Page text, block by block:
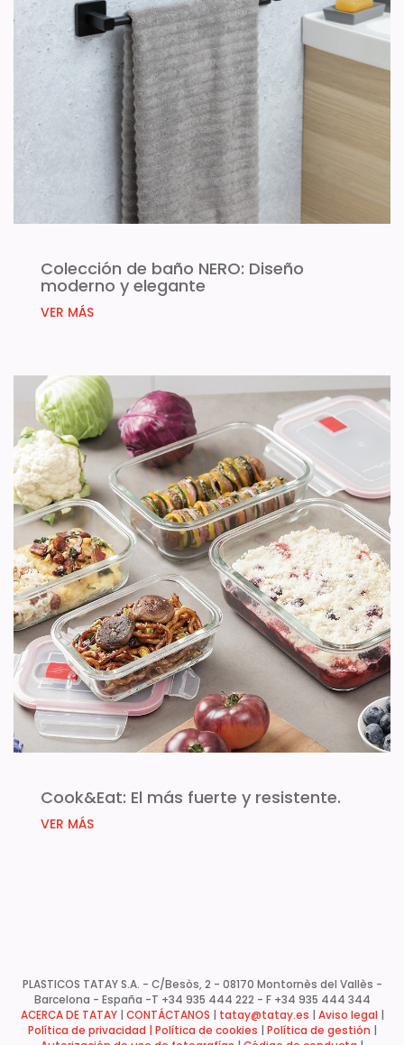
Colección de baño NERO: Diseño
moderno y elegante
VER MÁS
Cook&Eat: El más fuerte y resistente.
VER MÁS
PLASTICOS TATAY S.A. - C/Besòs, 2 - 08170 Montornès del Vallès -
Barcelona - España -T +34 935 444 222 - F +34 935 444 344
ACERCA DE TATAY| CONTÁCTANOS tatay@tatay.es Aviso legal
Política de privacidad | Política de cookies Política de gestión